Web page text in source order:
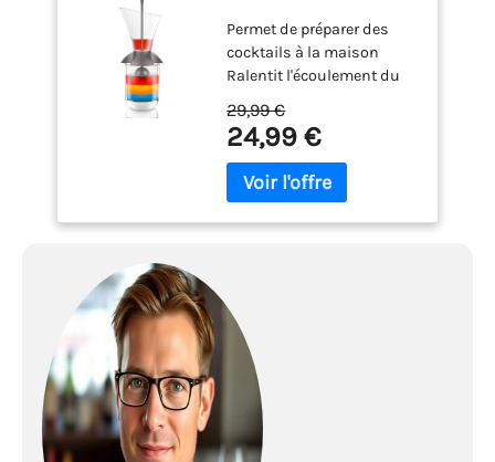
cocktails arc-en-ciel
(standard)
Permet de préparer des
cocktails à la maison
Ralentit l'écoulement du
parfaitement superposé
Instructions détaillées
incluses (français non
garanti)
29,99 €
24,99 €